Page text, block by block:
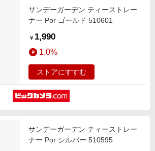
サンデーガーデン ティーストレー
ナー Por ゴールド 510601
￥ 1,990
1.0%
ストアにすすむ
サンデーガーデン ティーストレー
ナー Por シルバー 510595